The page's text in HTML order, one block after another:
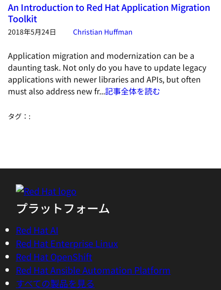
An Introduction to Red Hat Application Migration
Toolkit
2018年5月24日 Christian Huffman
Application migration and modernization can be a
daunting task. Not only do you have to update legacy
applications with newer libraries and APIs, but often
must also address new fr...記事全体を読む
タグ： :
プラットフォーム
Red Hat AI
Red Hat Enterprise Linux
Red Hat OpenShift
Red Hat Ansible Automation Platform
すべての製品を見る